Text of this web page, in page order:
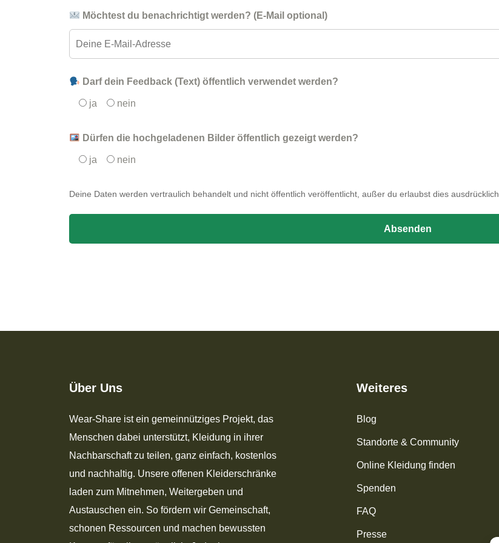
Möchtest du benachrichtigt werden? (E-Mail optional)
Darf dein Feedback (Text) öffentlich verwendet werden?
ja nein
Dürfen die hochgeladenen Bilder öffentlich gezeigt werden?
ja nein
Deine Daten werden vertraulich behandelt und nicht öffentlich veröffentlicht, außer du erlaubst dies ausdrücklich.
Über Uns
Wear-Share ist ein gemeinnütziges Projekt, das
Menschen dabei unterstützt, Kleidung in ihrer
Nachbarschaft zu teilen, ganz einfach, kostenlos
und nachhaltig. Unsere offenen Kleiderschränke
laden zum Mitnehmen, Weitergeben und
Austauschen ein. So fördern wir Gemeinschaft,
schonen Ressourcen und machen bewussten
Weiteres
Blog
Standorte & Community
Online Kleidung finden
Spenden
FAQ
Presse